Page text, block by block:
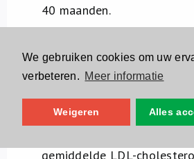
We gebruiken cookies om uw
verbeteren. Meer informatie
Weigeren Alles
40 maanden.
leeftijd 65 jaar, blank (91%),
cardiovasculaire
hoog cardiovasculair risico
voor statines of bij wie
indiceerd was, van wie de
gemiddelde LDL-